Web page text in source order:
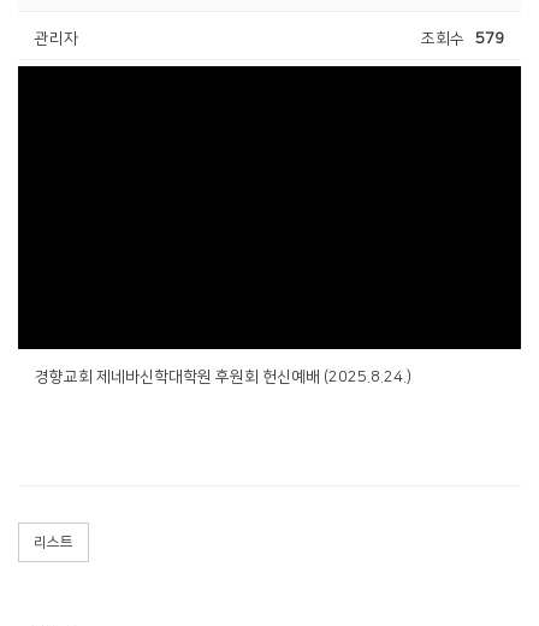
관리자 조회수 579
경향교회 제네바신학대학원 후원회 헌신예배 (2025.8.24.)
리스트